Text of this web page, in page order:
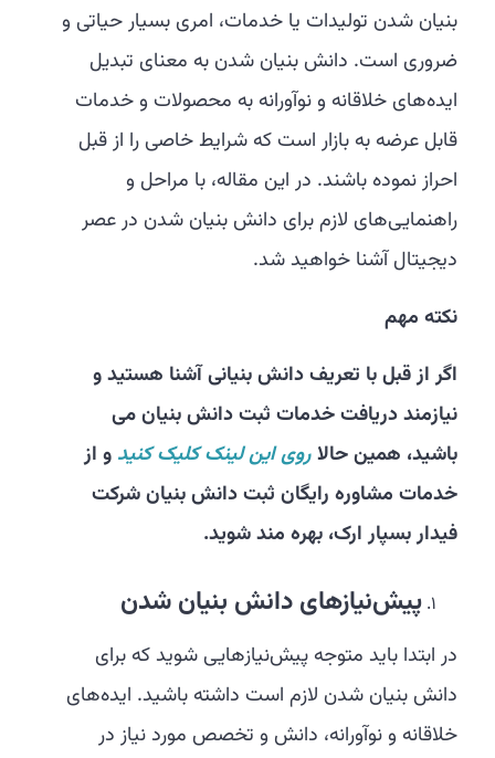
بنیان شدن تولیدات یا خدمات، امری بسیار حیاتی و
ضروری است. دانش بنیان شدن به معنای تبدیل
ایده‌های خلاقانه و نوآورانه به محصولات و خدمات
قابل عرضه به بازار است که شرایط خاصی را از قبل
احراز نموده باشند. در این مقاله، با مراحل و
راهنمایی‌های لازم برای دانش بنیان شدن در عصر
دیجیتال آشنا خواهید شد.
نکته مهم
اگر از قبل با تعریف دانش بنیانی آشنا هستید و
نیازمند دریافت خدمات ثبت دانش بنیان می
باشید، همین حالاروی این لینک کلیک کنید و از
خدمات مشاوره رایگان ثبت دانش بنیان شرکت
فیدار بسپار ارک، بهره مند شوید.
پیش‌نیازهای دانش بنیان شدن
در ابتدا باید متوجه پیش‌نیازهایی شوید که برای
دانش بنیان شدن لازم است داشته باشید. ایده‌های
خلاقانه و نوآورانه، دانش و تخصص مورد نیاز در